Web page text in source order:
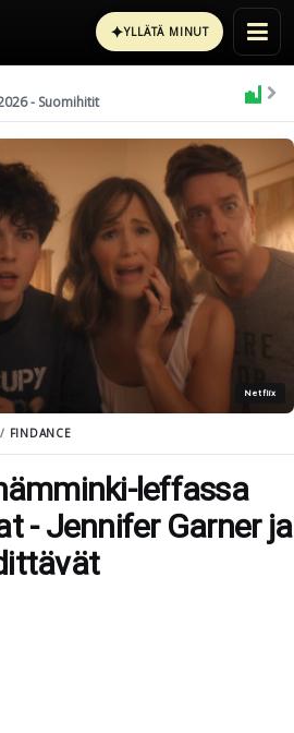
✦YLLÄTÄ MINUT
- Suomihitit
Netflix
FINDANCE
leffassa
- Jennifer Garner ja